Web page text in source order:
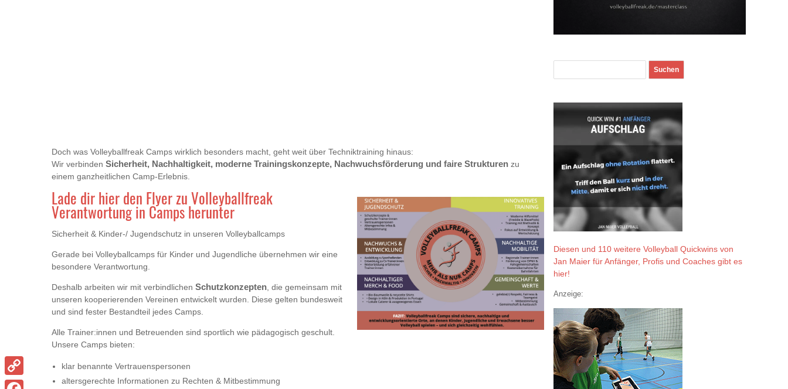
Doch was Volleyballfreak Camps wirklich besonders macht, geht weit über Techniktraining hinaus:
Wir verbinden Sicherheit, Nachhaltigkeit, moderne Trainingskonzepte, Nachwuchsförderung und faire Strukturen zu
einem ganzheitlichen Camp-Erlebnis.
Lade dir hier den Flyer zu Volleyballfreak
Verantwortung in Camps herunter
Sicherheit & Kinder-/ Jugendschutz in unseren Volleyballcamps
Gerade bei Volleyballcamps für Kinder und Jugendliche übernehmen wir eine
besondere Verantwortung.
Deshalb arbeiten wir mit verbindlichen Schutzkonzepten, die gemeinsam mit
unseren kooperierenden Vereinen entwickelt wurden. Diese gelten bundesweit
und sind fester Bestandteil jedes Camps.
Alle Trainer:innen und Betreuenden sind sportlich wie pädagogisch geschult.
Unsere Camps bieten:
klar benannte Vertrauenspersonen
altersgerechte Informationen zu Rechten & Mitbestimmung
Diesen und 110 weitere Volleyball Quickwins von
Jan Maier für Anfänger, Profis und Coaches gibt es
hier!
Anzeige:
Copy